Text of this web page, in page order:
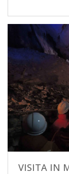
VISITA IN